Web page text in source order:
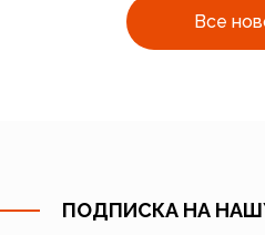
Все
ПОДПИСКА НА